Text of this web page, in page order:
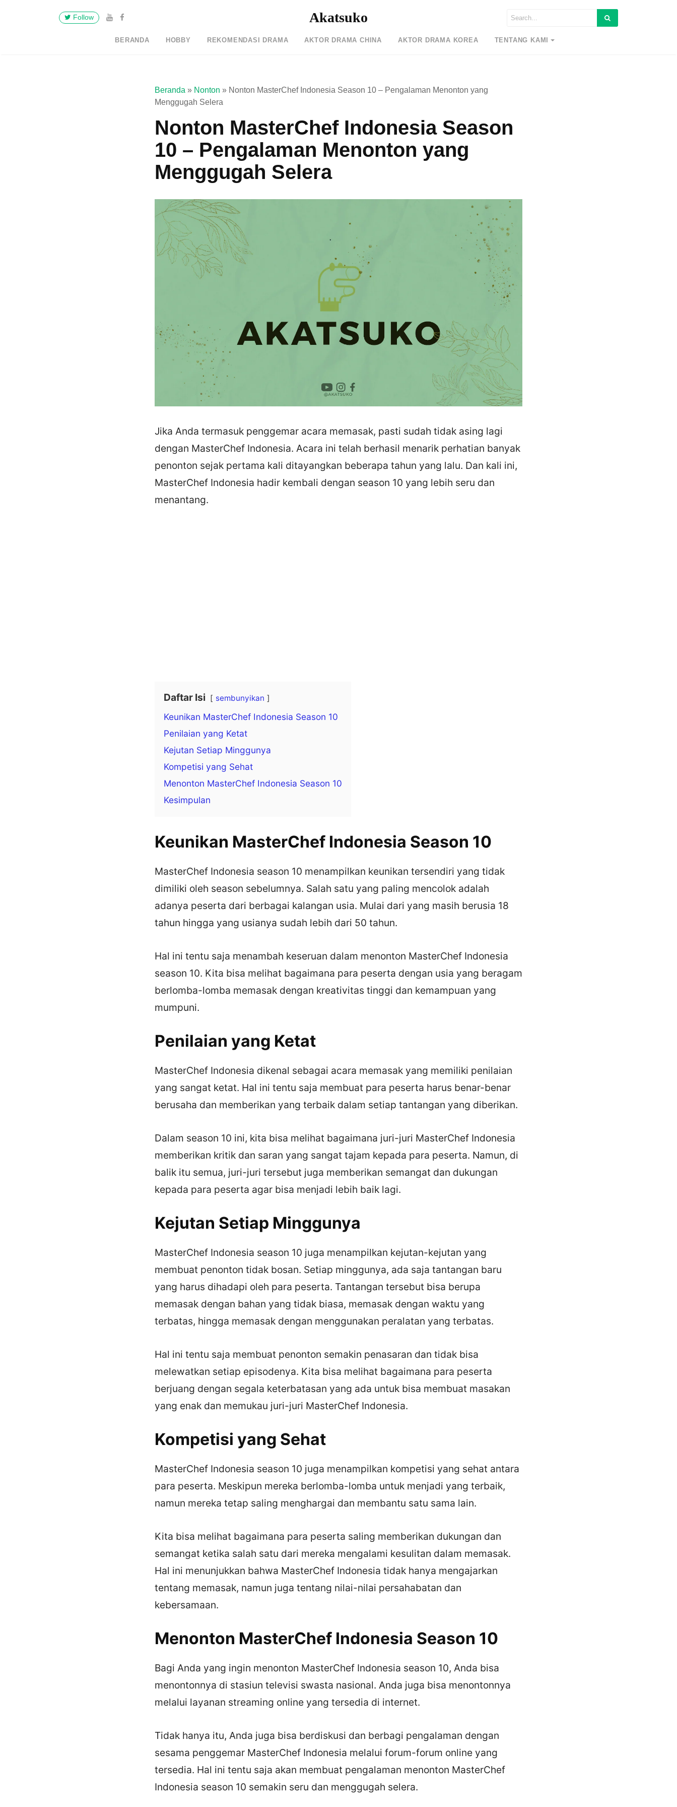
Follow Akatsuko
BERANDA HOBBY REKOMENDASI DRAMA AKTOR DRAMA CHINA AKTOR DRAMA KOREA TENTANG KAMI
Beranda » Nonton » Nonton MasterChef Indonesia Season 10 – Pengalaman Menonton yang
Menggugah Selera
Nonton MasterChef Indonesia Season
10 – Pengalaman Menonton yang
Menggugah Selera
Jika Anda termasuk penggemar acara memasak, pasti sudah tidak asing lagi
dengan MasterChef Indonesia. Acara ini telah berhasil menarik perhatian banyak
penonton sejak pertama kali ditayangkan beberapa tahun yang lalu. Dan kali ini,
MasterChef Indonesia hadir kembali dengan season 10 yang lebih seru dan
menantang.
Daftar Isi sembunyikan
Keunikan MasterChef Indonesia Season 10
Penilaian yang Ketat
Kejutan Setiap Minggunya
Kompetisi yang Sehat
Menonton MasterChef Indonesia Season 10
Kesimpulan
Keunikan MasterChef Indonesia Season 10
MasterChef Indonesia season 10 menampilkan keunikan tersendiri yang tidak
dimiliki oleh season sebelumnya. Salah satu yang paling mencolok adalah
adanya peserta dari berbagai kalangan usia. Mulai dari yang masih berusia 18
tahun hingga yang usianya sudah lebih dari 50 tahun.
Hal ini tentu saja menambah keseruan dalam menonton MasterChef Indonesia
season 10. Kita bisa melihat bagaimana para peserta dengan usia yang beragam
berlomba-lomba memasak dengan kreativitas tinggi dan kemampuan yang
mumpuni.
Penilaian yang Ketat
MasterChef Indonesia dikenal sebagai acara memasak yang memiliki penilaian
yang sangat ketat. Hal ini tentu saja membuat para peserta harus benar-benar
berusaha dan memberikan yang terbaik dalam setiap tantangan yang diberikan.
Dalam season 10 ini, kita bisa melihat bagaimana juri-juri MasterChef Indonesia
memberikan kritik dan saran yang sangat tajam kepada para peserta. Namun, di
balik itu semua, juri-juri tersebut juga memberikan semangat dan dukungan
kepada para peserta agar bisa menjadi lebih baik lagi.
Kejutan Setiap Minggunya
MasterChef Indonesia season 10 juga menampilkan kejutan-kejutan yang
membuat penonton tidak bosan. Setiap minggunya, ada saja tantangan baru
yang harus dihadapi oleh para peserta. Tantangan tersebut bisa berupa
memasak dengan bahan yang tidak biasa, memasak dengan waktu yang
terbatas, hingga memasak dengan menggunakan peralatan yang terbatas.
Hal ini tentu saja membuat penonton semakin penasaran dan tidak bisa
melewatkan setiap episodenya. Kita bisa melihat bagaimana para peserta
berjuang dengan segala keterbatasan yang ada untuk bisa membuat masakan
yang enak dan memukau juri-juri MasterChef Indonesia.
Kompetisi yang Sehat
MasterChef Indonesia season 10 juga menampilkan kompetisi yang sehat antara
para peserta. Meskipun mereka berlomba-lomba untuk menjadi yang terbaik,
namun mereka tetap saling menghargai dan membantu satu sama lain.
Kita bisa melihat bagaimana para peserta saling memberikan dukungan dan
semangat ketika salah satu dari mereka mengalami kesulitan dalam memasak.
Hal ini menunjukkan bahwa MasterChef Indonesia tidak hanya mengajarkan
tentang memasak, namun juga tentang nilai-nilai persahabatan dan
kebersamaan.
Menonton MasterChef Indonesia Season 10
Bagi Anda yang ingin menonton MasterChef Indonesia season 10, Anda bisa
menontonnya di stasiun televisi swasta nasional. Anda juga bisa menontonnya
melalui layanan streaming online yang tersedia di internet.
Tidak hanya itu, Anda juga bisa berdiskusi dan berbagi pengalaman dengan
sesama penggemar MasterChef Indonesia melalui forum-forum online yang
tersedia. Hal ini tentu saja akan membuat pengalaman menonton MasterChef
Indonesia season 10 semakin seru dan menggugah selera.